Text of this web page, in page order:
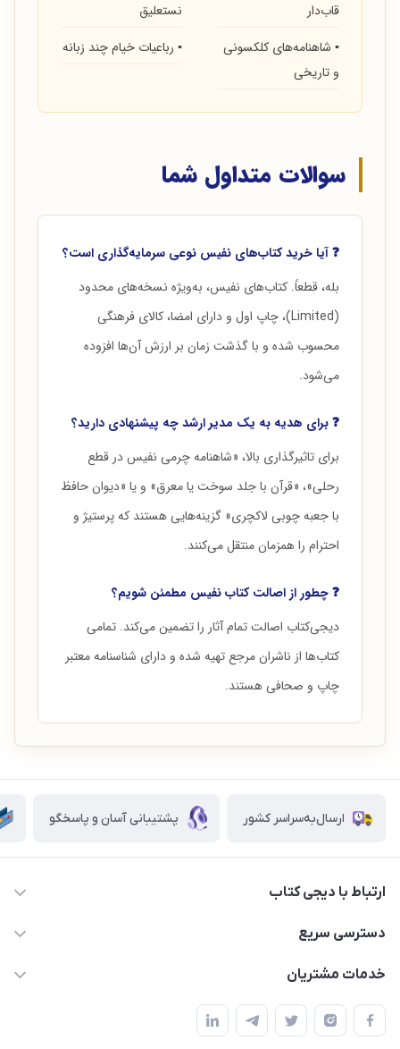
قاب‌دار
▪ شاهنامه‌های کلکسونی
و تاریخی
نستعلیق
▪ رباعیات خیام چند زبانه
سوالات متداول شما
❓ آیا خرید کتاب‌های نفیس نوعی سرمایه‌گذاری است؟
بله، قطعاً. کتاب‌های نفیس، به‌ویژه نسخه‌های محدود
(Limited)، چاپ اول و دارای امضا، کالای فرهنگی
محسوب شده و با گذشت زمان بر ارزش آن‌ها افزوده
می‌شود.
❓ برای هدیه به یک مدیر ارشد چه پیشنهادی دارید؟
برای تاثیرگذاری بالا، «شاهنامه چرمی نفیس در قطع
رحلی»، «قرآن با جلد سوخت یا معرق» و یا «دیوان حافظ
با جعبه چوبی لاکچری» گزینه‌هایی هستند که پرستیژ و
احترام را همزمان منتقل می‌کنند.
❓ چطور از اصالت کتاب نفیس مطمئن شویم؟
دیجی‌کتاب اصالت تمام آثار را تضمین می‌کند. تمامی
کتاب‌ها از ناشران مرجع تهیه شده و دارای شناسنامه معتبر
چاپ و صحافی هستند.
ارسال‌به‌سراسر کشور پشتیبانی آسان و پاسخگو
ارتباط با دیجی کتاب
021-66483376
پلیس امنیت .پلاک 150 (🚷 فروش فقط به صورت آنلاین)
دسترسی سریع
کتاب (دسته‌بندی)
ناشران همکار
خدمات مشتریان
راهنما
پیگیری سفارشات